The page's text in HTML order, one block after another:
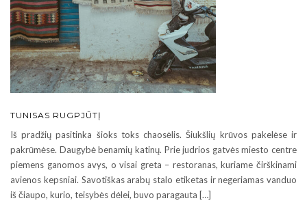
TUNISAS RUGPJŪTĮ
Iš pradžių pasitinka šioks toks chaosėlis. Šiukšlių krūvos pakelėse ir
pakrūmėse. Daugybė benamių katinų. Prie judrios gatvės miesto centre
piemens ganomos avys, o visai greta – restoranas, kuriame čirškinami
avienos kepsniai. Savotiškas arabų stalo etiketas ir negeriamas vanduo
iš čiaupo, kurio, teisybės dėlei, buvo paragauta […]